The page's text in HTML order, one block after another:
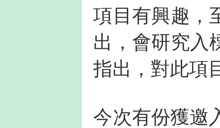
項目有興趣，
出，會研究入
指出，對此項
今次有份獲邀